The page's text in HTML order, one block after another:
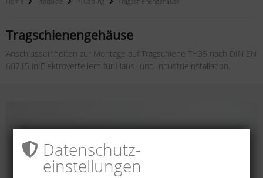
Tragschienengehäuse
Anschlusseinheiten zur Montage auf Tragschiene TH35 nach DIN EN
60715 in Elektroverteilern für Haus- und Industrieinstallation.
Datenschutz­
einstellungen